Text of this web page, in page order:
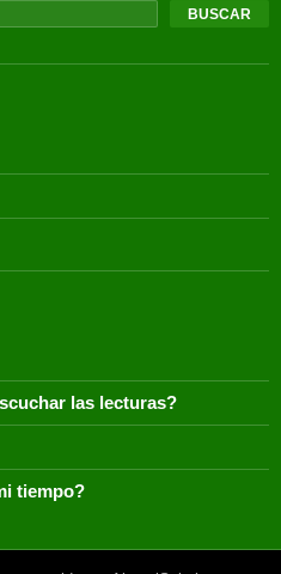
BUSCAR
las lecturas?
tiempo?